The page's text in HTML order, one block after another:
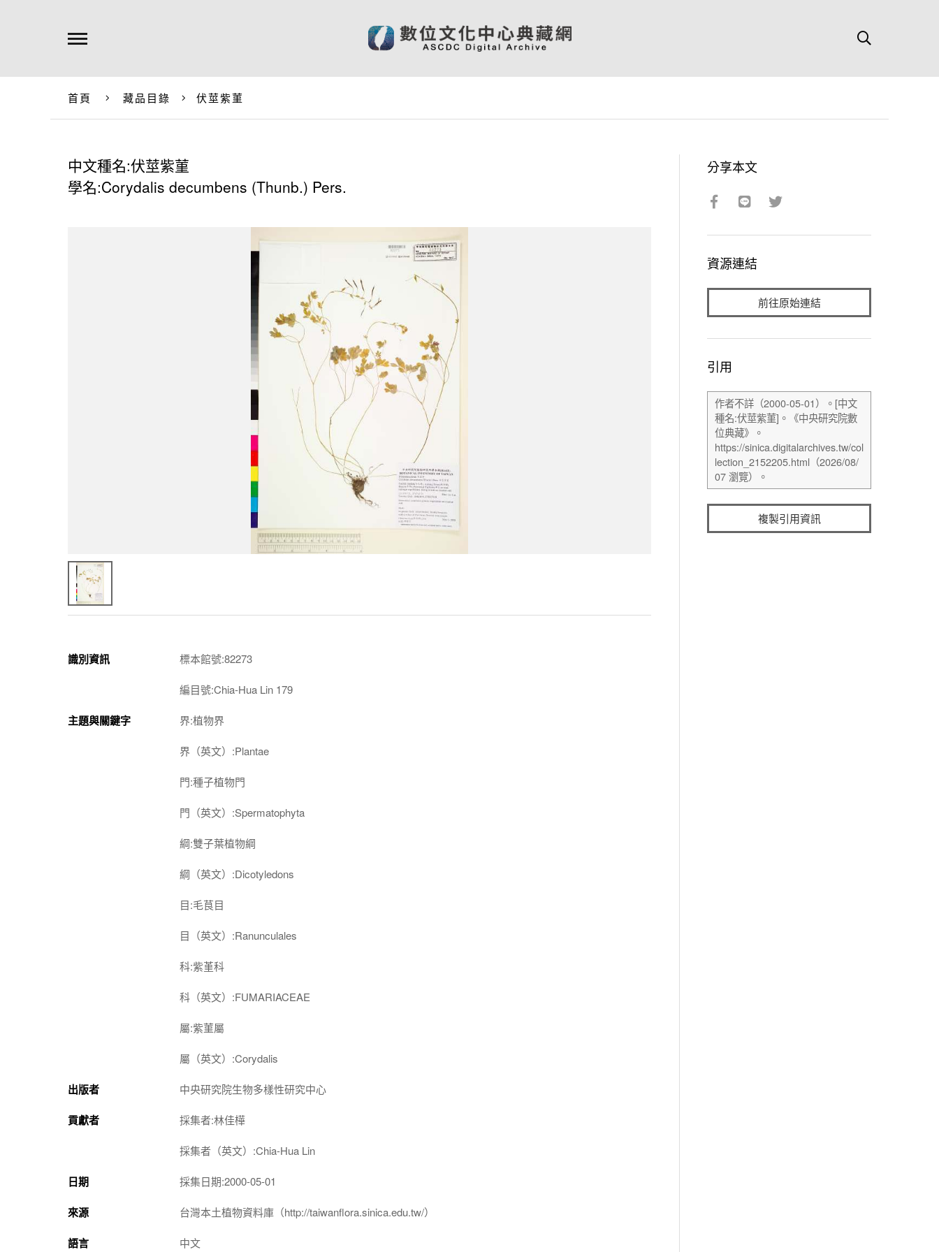
首頁 藏品目錄 伏莖紫菫
中文種名:伏莖紫菫
學名:Corydalis decumbens (Thunb.) Pers.
識別資訊 標本館號:82273
編目號:Chia-Hua Lin 179
主題與關鍵字 界:植物界
界（英文）:Plantae
門:種子植物門
門（英文）:Spermatophyta
綱:雙子葉植物綱
綱（英文）:Dicotyledons
目:毛茛目
目（英文）:Ranunculales
科:紫堇科
科（英文）:FUMARIACEAE
屬:紫菫屬
屬（英文）:Corydalis
出版者 中央研究院生物多樣性研究中心
貢獻者 採集者:林佳樺
採集者（英文）:Chia-Hua Lin
日期 採集日期:2000-05-01
來源 台灣本土植物資料庫（http://taiwanflora.sinica.edu.tw/）
語言 中文
分享本文
資源連結
前往原始連結
引用
複製引用資訊